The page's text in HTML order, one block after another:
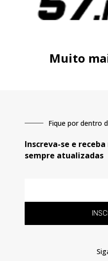
Muito
Fique por dentro
Inscreva-se e
sempre atualizadas